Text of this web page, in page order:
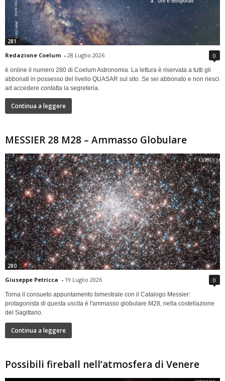
281
Redazione Coelum - 28 Luglio 2026 0
è online il numero 280 di Coelum Astronomia. La lettura è riservata a tutti gli
abbonati in possesso del livello QUASAR sul sito. Se sei abbonato e non riesci
ad accedere contatta la segreteria.
Continua a leggere
MESSIER 28 M28 – Ammasso Globulare
280
Giuseppe Petricca - 19 Luglio 2026 0
Torna il consueto appuntamento bimestrale con il Catalogo Messier:
protagonista di questa uscita è l'ammasso globulare M28, nella costellazione
del Sagittario.
Continua a leggere
Possibili fireball nell’atmosfera di Venere